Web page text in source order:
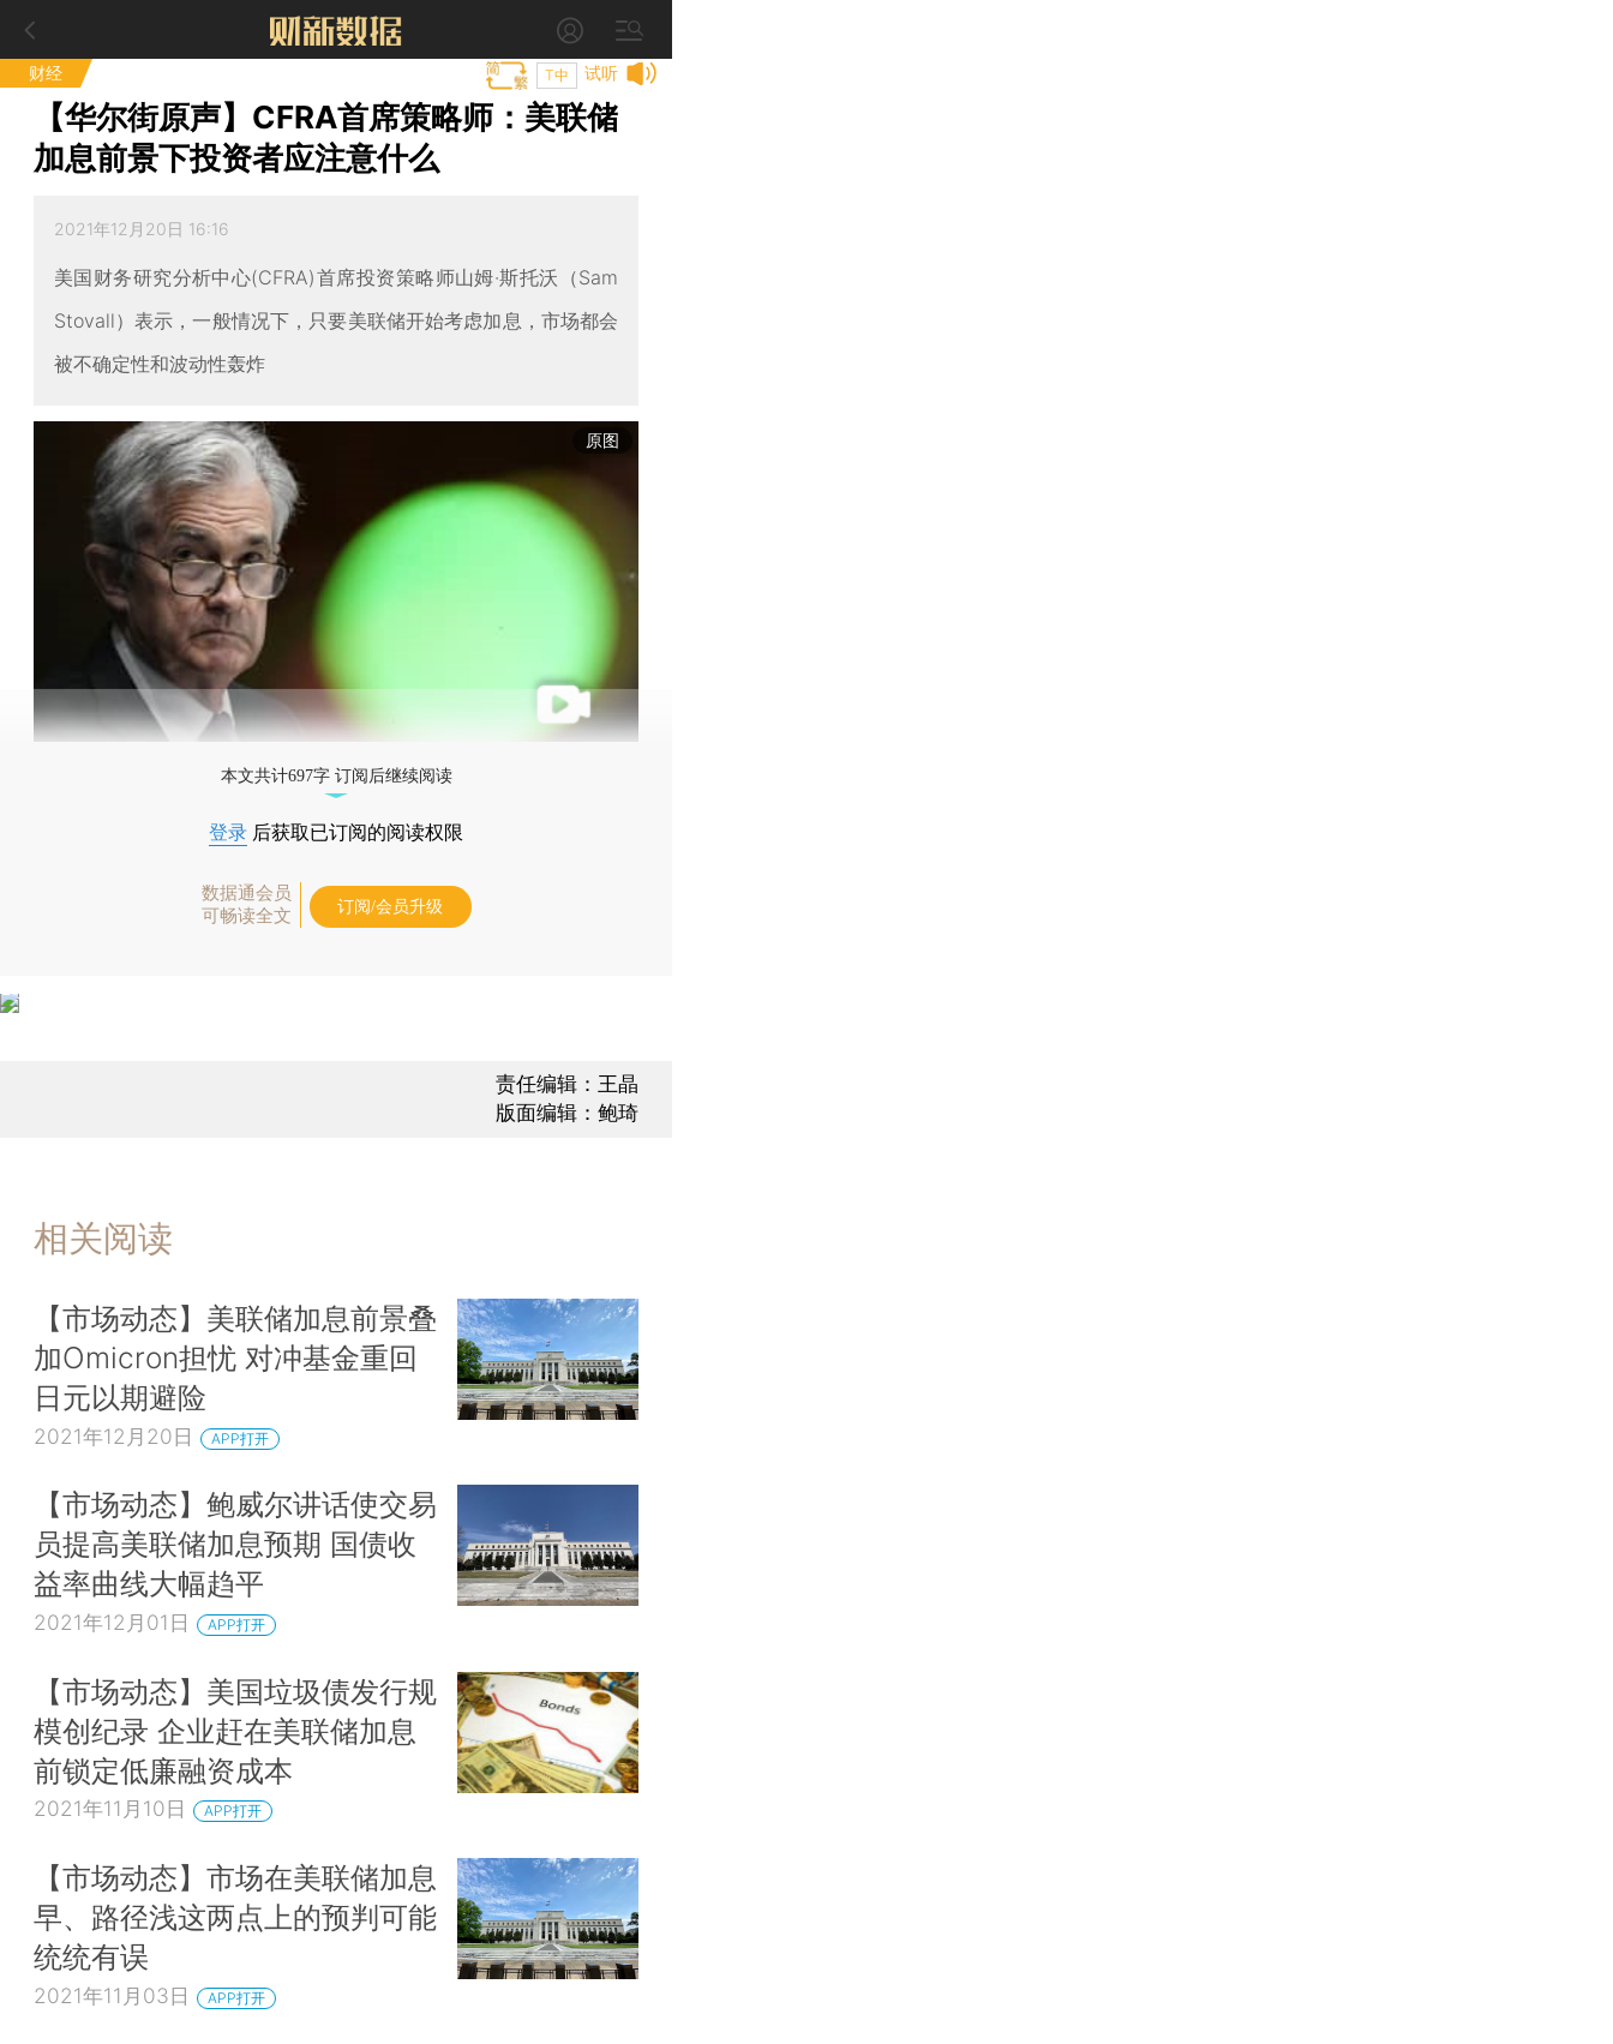
财经 试听
T中
【华尔街原声】CFRA首席策略师：美联储
加息前景下投资者应注意什么
2021年12月20日 16:16
美国财务研究分析中心(CFRA)首席投资策略师山姆·斯托沃（Sam
Stovall）表示，一般情况下，只要美联储开始考虑加息，市场都会
被不确定性和波动性轰炸
原图
本文共计697字 订阅后继续阅读
登录 后获取已订阅的阅读权限
数据通会员
可畅读全文
订阅/会员升级
责任编辑：王晶
版面编辑：鲍琦
相关阅读
【市场动态】美联储加息前景叠
加Omicron担忧 对冲基金重回
日元以期避险
2021年12月20日 APP打开
【市场动态】鲍威尔讲话使交易
员提高美联储加息预期 国债收
益率曲线大幅趋平
2021年12月01日 APP打开
【市场动态】美国垃圾债发行规
模创纪录 企业赶在美联储加息
前锁定低廉融资成本
2021年11月10日 APP打开
【市场动态】市场在美联储加息
早、路径浅这两点上的预判可能
统统有误
2021年11月03日 APP打开